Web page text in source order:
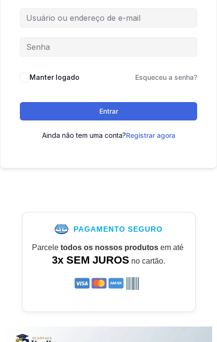
Manter logado Esqueceu a senha?
Entrar
Ainda não tem uma conta?Registrar agora
PAGAMENTO SEGURO
Parcele todos os nossos produtosem até
3x SEM JUROS no cartão.